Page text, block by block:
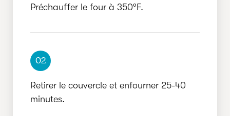
Préchauffer le four à 350°F.
02
Retirer le couvercle et enfourner 25-40
minutes.